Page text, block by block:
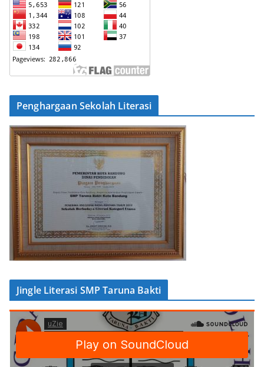
Penghargaan Sekolah Literasi
Jingle Literasi SMP Taruna Bakti